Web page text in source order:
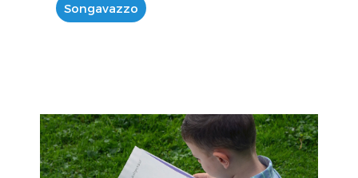
Songavazzo